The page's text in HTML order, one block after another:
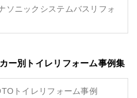
ソニックシステムバスリフォ
ー別トイレリフォーム事例集
トイレリフォーム事例